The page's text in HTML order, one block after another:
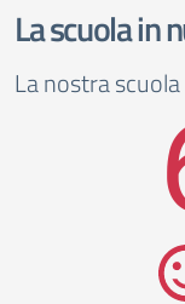
La scuola in
La nostra scuola